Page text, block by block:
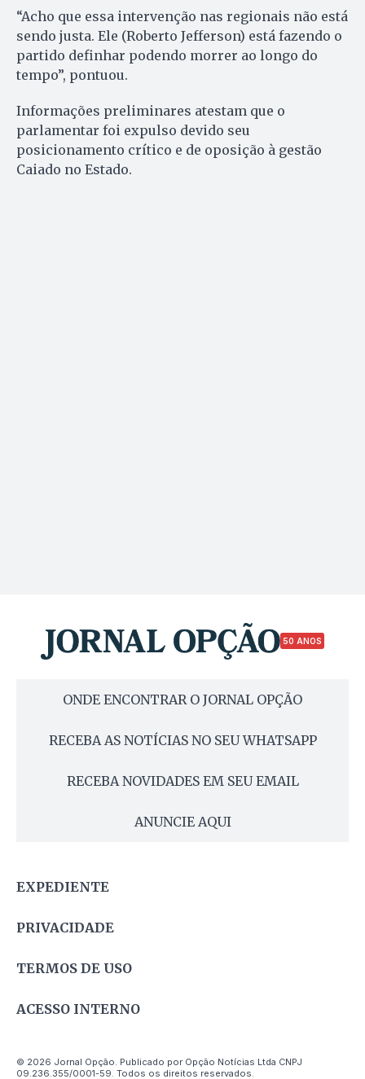
“Acho que essa intervenção nas regionais não está
sendo justa. Ele (Roberto Jefferson) está fazendo o
partido definhar podendo morrer ao longo do
tempo”, pontuou.
Informações preliminares atestam que o
parlamentar foi expulso devido seu
posicionamento crítico e de oposição à gestão
Caiado no Estado.
50 ANOS
ONDE ENCONTRAR O JORNAL OPÇÃO
RECEBA AS NOTÍCIAS NO SEU WHATSAPP
RECEBA NOVIDADES EM SEU EMAIL
ANUNCIE AQUI
EXPEDIENTE
PRIVACIDADE
TERMOS DE USO
ACESSO INTERNO
© 2026 Jornal Opção. Publicado por Opção Notícias Ltda CNPJ
09.236.355/0001-59. Todos os direitos reservados.